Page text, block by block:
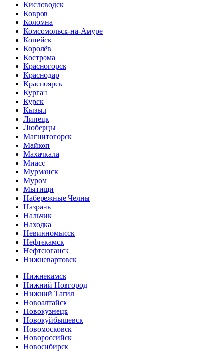
Кисловодск
Ковров
Коломна
Комсомольск-на-Амуре
Копейск
Королёв
Кострома
Красногорск
Краснодар
Красноярск
Курган
Курск
Кызыл
Липецк
Люберцы
Магнитогорск
Майкоп
Махачкала
Миасс
Мурманск
Муром
Мытищи
Набережные Челны
Назрань
Нальчик
Находка
Невинномысск
Нефтекамск
Нефтеюганск
Нижневартовск
Нижнекамск
Нижний Новгород
Нижний Тагил
Новоалтайск
Новокузнецк
Новокуйбышевск
Новомосковск
Новороссийск
Новосибирск